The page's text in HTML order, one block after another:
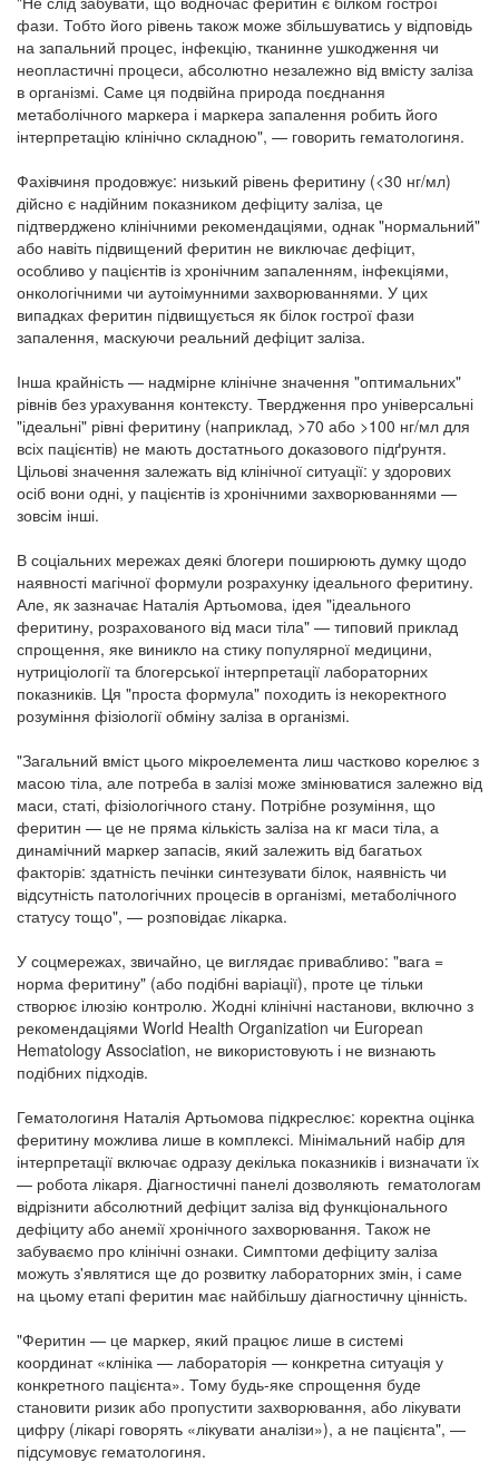
фази. Тобто його рівень також може збільшуватись у відповідь
на запальний процес, інфекцію, тканинне ушкодження чи
неопластичні процеси, абсолютно незалежно від вмісту заліза
в організмі. Саме ця подвійна природа поєднання
метаболічного маркера і маркера запалення робить його
інтерпретацію клінічно складною", — говорить гематологиня.
Фахівчиня продовжує: низький рівень феритину (<30 нг/мл)
дійсно є надійним показником дефіциту заліза, це
підтверджено клінічними рекомендаціями, однак "нормальний"
або навіть підвищений феритин не виключає дефіцит,
особливо у пацієнтів із хронічним запаленням, інфекціями,
онкологічними чи аутоімунними захворюваннями. У цих
випадках феритин підвищується як білок гострої фази
запалення, маскуючи реальний дефіцит заліза.
Інша крайність — надмірне клінічне значення "оптимальних"
рівнів без урахування контексту. Твердження про універсальні
"ідеальні" рівні феритину (наприклад, >70 або >100 нг/мл для
всіх пацієнтів) не мають достатнього доказового підґрунтя.
Цільові значення залежать від клінічної ситуації: у здорових
осіб вони одні, у пацієнтів із хронічними захворюваннями —
зовсім інші.
В соціальних мережах деякі блогери поширюють думку щодо
наявності магічної формули розрахунку ідеального феритину.
Але, як зазначає Наталія Артьомова, ідея "ідеального
феритину, розрахованого від маси тіла" — типовий приклад
спрощення, яке виникло на стику популярної медицини,
нутриціології та блогерської інтерпретації лабораторних
показників. Ця "проста формула" походить із некоректного
розуміння фізіології обміну заліза в організмі.
"Загальний вміст цього мікроелемента лиш частково корелює з
масою тіла, але потреба в залізі може змінюватися залежно від
маси, статі, фізіологічного стану. Потрібне розуміння, що
феритин — це не пряма кількість заліза на кг маси тіла, а
динамічний маркер запасів, який залежить від багатьох
факторів: здатність печінки синтезувати білок, наявність чи
відсутність патологічних процесів в організмі, метаболічного
статусу тощо", — розповідає лікарка.
У соцмережах, звичайно, це виглядає привабливо: "вага =
норма феритину" (або подібні варіації), проте це тільки
створює ілюзію контролю. Жодні клінічні настанови, включно з
рекомендаціями World Health Organization чи European
Hematology Association, не використовують і не визнають
подібних підходів.
Гематологиня Наталія Артьомова підкреслює: коректна оцінка
феритину можлива лише в комплексі. Мінімальний набір для
інтерпретації включає одразу декілька показників і визначати їх
— робота лікаря. Діагностичні панелі дозволяють гематологам
відрізнити абсолютний дефіцит заліза від функціонального
дефіциту або анемії хронічного захворювання. Також не
забуваємо про клінічні ознаки. Симптоми дефіциту заліза
можуть з'являтися ще до розвитку лабораторних змін, і саме
на цьому етапі феритин має найбільшу діагностичну цінність.
"Феритин — це маркер, який працює лише в системі
координат «клініка — лабораторія — конкретна ситуація у
конкретного пацієнта». Тому будь-яке спрощення буде
становити ризик або пропустити захворювання, або лікувати
цифру (лікарі говорять «лікувати аналізи»), а не пацієнта", —
підсумовує гематологиня.